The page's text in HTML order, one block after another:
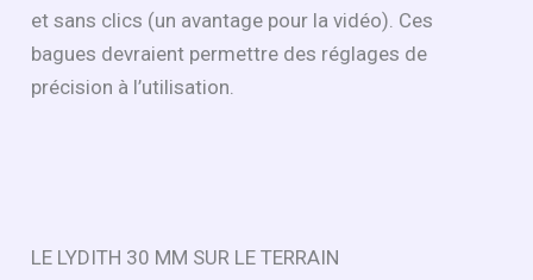
et sans clics (un avantage pour la vidéo). Ces
bagues devraient permettre des réglages de
précision à l’utilisation.
LE LYDITH 30 MM SUR LE TERRAIN